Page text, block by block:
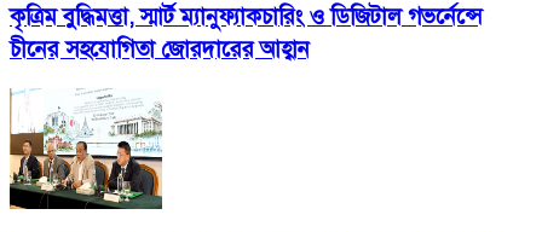
কৃত্রিম বুদ্ধিমত্তা, স্মার্ট ম্যানুফ্যাকচারিং ও ডিজিটাল গভর্নেন্সে
চীনের সহযোগিতা জোরদারের আহ্বান